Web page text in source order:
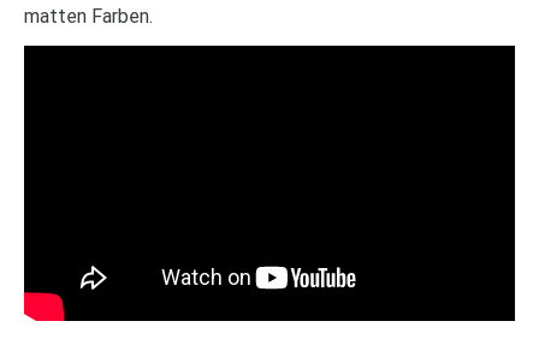
matten Farben.